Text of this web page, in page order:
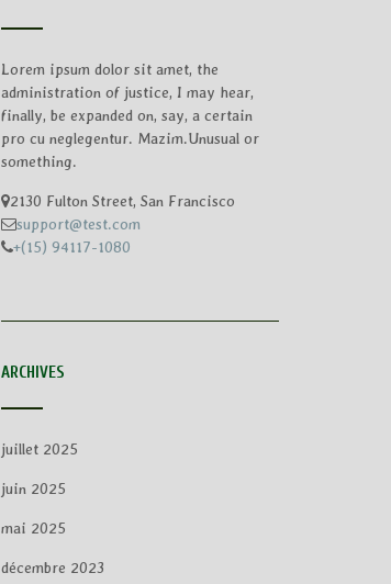
Lorem ipsum dolor sit amet, the
administration of justice, I may hear,
finally, be expanded on, say, a certain
pro cu neglegentur. Mazim.Unusual or
something.
2130 Fulton Street, San Francisco
support@test.com
+(15) 94117-1080
ARCHIVES
juillet 2025
juin 2025
mai 2025
décembre 2023